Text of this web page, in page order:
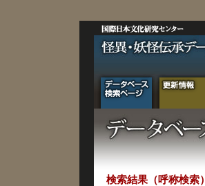
検索結果（呼称検索）